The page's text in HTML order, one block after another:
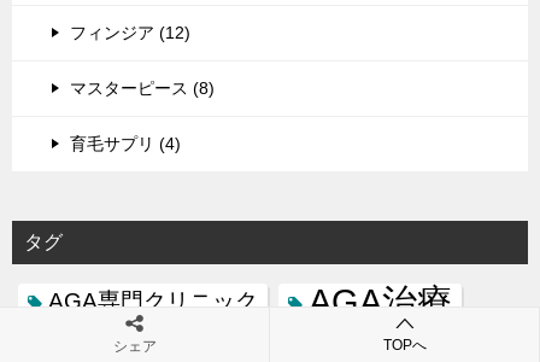
フィンジア (12)
マスターピース (8)
育毛サプリ (4)
タグ
AGA専門クリニック AGA治療
AGA費用シェア TOPへ